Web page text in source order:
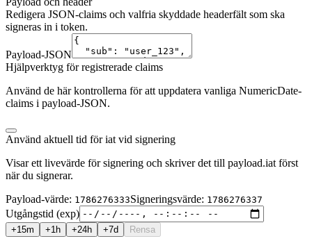
Redigera JSON-claims och valfria skyddade headerfält som ska
signeras in i token.
Payload-JSON
Hjälpverktyg för registrerade claims
Använd de här kontrollerna för att uppdatera vanliga NumericDate-
claims i payload-JSON.
Använd aktuell tid för iat vid signering
Visar ett livevärde för signering och skriver det till payload.iat först
när du signerar.
Payload-värde: 1786276333Signeringsvärde: 1786276337
Utgångstid (exp)
+15m +1h +24h +7d Rensa